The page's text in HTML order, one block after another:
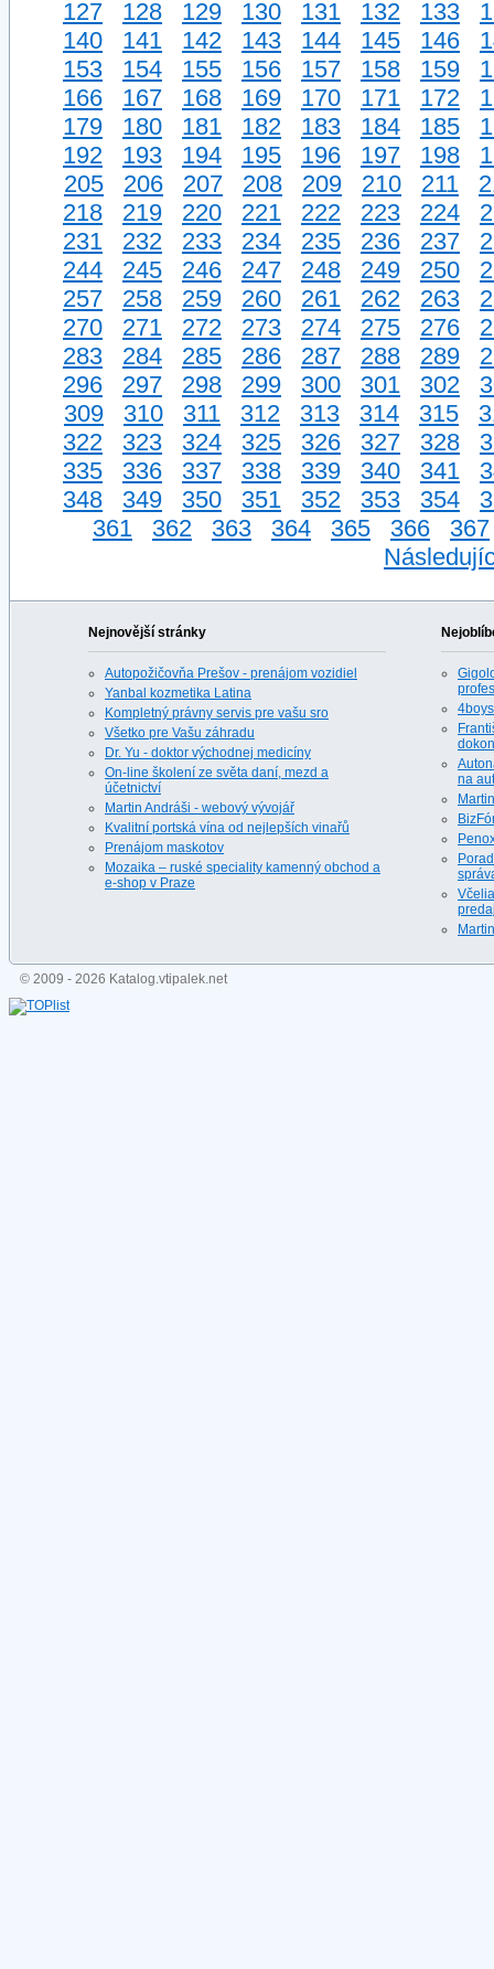
127 128 129 130 131 132 133
140
141 142 143 144 145 146
153
154 155 156 157 158 159
166
167 168 169 170 171 172
179
180 181 182 183 184 185
192
193 194 195 196 197 198
205
206 207 208 209 210 211
218
219 220 221 222 223 224
231
232 233 234 235 236 237
244
245 246 247 248 249 250
257
258 259 260 261 262 263
270
271 272 273 274 275 276
283
284 285 286 287 288 289
296
297 298 299 300 301 302
309
310 311 312 313 314 315
322
323 324 325 326 327 328
335
336 337 338 339 340 341
348
349 350 351 352 353 354
361
362 363 364 365 366
367
Nejnovější stránky
Autopožičovňa Prešov - prenájom vozidiel
Yanbal kozmetika Latina
Kompletný právny servis pre vašu sro
Všetko pre Vašu záhradu
Dr. Yu - doktor východnej medicíny
On-line školení ze světa daní, mezd a
účetnictví
Martin Andráši - webový vývojář
Kvalitní portská vína od nejlepších vinařů
Prenájom maskotov
Mozaika – ruské speciality kamenný obchod a
e-shop v Praze
na
© 2009 - 2026 Katalog.vtipalek.net